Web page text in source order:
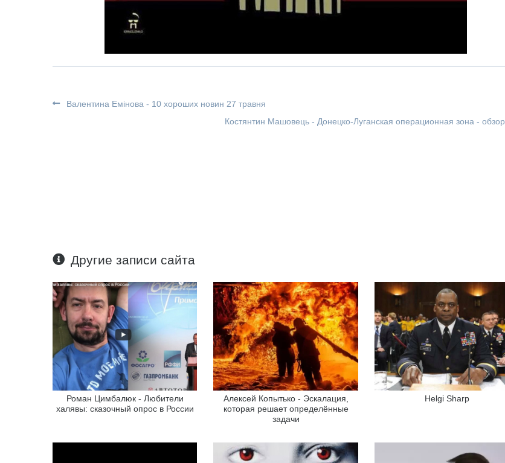
Валентина Емінова - 10 хороших новин 27 травня
Костянтин Машовець - Донецко-Луганская операционная зона - обзор
Другие записи сайта
Роман Цимбалюк - Любители
халявы: сказочный опрос в России
Алексей Копытько - Эскалация,
которая решает определённые
задачи
Helgi Sharp